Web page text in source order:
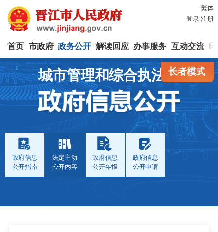
繁体
登录 注册
首页 市政府 政务公开 解读回应 办事服务 互动交流
长者模式
城市管理和综合执法局
政府信息
公开指南
法定主动
公开内容
政府信息
公开年报
政府信息
公开申请